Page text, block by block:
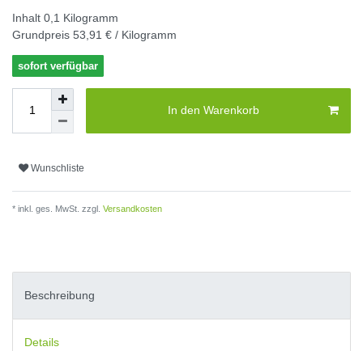
Inhalt 0,1 Kilogramm
Grundpreis 53,91 € / Kilogramm
sofort verfügbar
In den Warenkorb
Wunschliste
* inkl. ges. MwSt. zzgl. Versandkosten
Beschreibung
Details